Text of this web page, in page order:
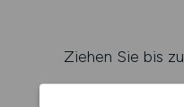
Ziehen Sie bis zu